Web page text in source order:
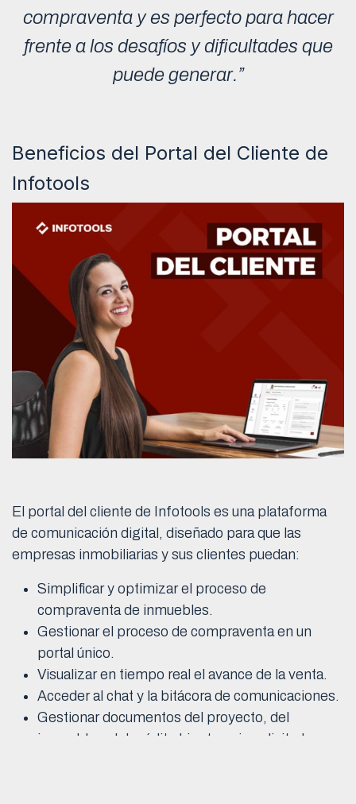
compraventa y es perfecto para hacer
frente a los desafíos y dificultades que
puede generar.”
Beneficios del Portal del Cliente de
Infotools
El portal del cliente de Infotools es una plataforma
de comunicación digital, diseñado para que las
empresas inmobiliarias y sus clientes puedan:
Simplificar y optimizar el proceso de
compraventa de inmuebles.
Gestionar el proceso de compraventa en un
portal único.
Visualizar en tiempo real el avance de la venta.
Acceder al chat y la bitácora de comunicaciones.
Gestionar documentos del proyecto, del
inmueble y del crédito hipotecario solicitado.